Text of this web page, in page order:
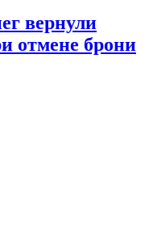
вернули
отмене брони